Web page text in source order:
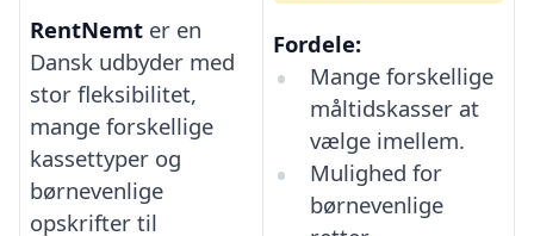
RentNemt er en
Dansk udbyder med
stor fleksibilitet,
mange forskellige
kassettyper og
børnevenlige
opskrifter til
Fordele:
Mange forskellige
måltidskasser at
vælge imellem.
Mulighed for
børnevenlige